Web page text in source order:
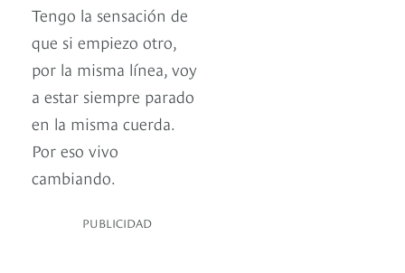
Tengo la sensación de
que si empiezo otro,
por la misma línea, voy
a estar siempre parado
en la misma cuerda.
Por eso vivo
cambiando.
PUBLICIDAD